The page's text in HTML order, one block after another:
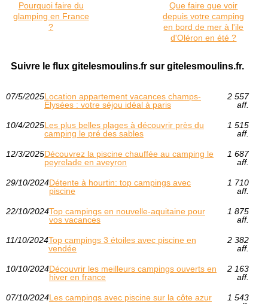
Pourquoi faire du
glamping en France
?
Que faire que voir
depuis votre camping
en bord de mer à l'ile
d'Oléron en été ?
Suivre le flux gitelesmoulins.fr sur gitelesmoulins.fr.
07/5/2025Location appartement vacances champs-
Élysées : votre séjou idéal à paris
2 557
aff.
10/4/2025Les plus belles plages à découvrir près du
camping le pré des sables
1 515
aff.
12/3/2025Découvrez la piscine chauffée au camping le
peyrelade en aveyron
1 687
aff.
29/10/2024Détente à hourtin: top campings avec
piscine
1 710
aff.
22/10/2024Top campings en nouvelle-aquitaine pour
vos vacances
1 875
aff.
11/10/2024Top campings 3 étoiles avec piscine en
vendée
2 382
aff.
10/10/2024Découvrir les meilleurs campings ouverts en
hiver en france
2 163
aff.
07/10/2024Les campings avec piscine sur la côte azur
1 543